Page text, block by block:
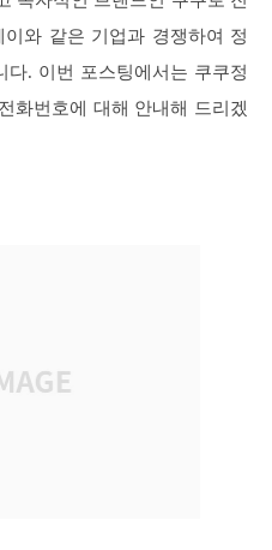
와 같은 기업과 경쟁하여 정
다. 이번 포스팅에서는 쿠쿠정
화번호에 대해 안내해 드리겠